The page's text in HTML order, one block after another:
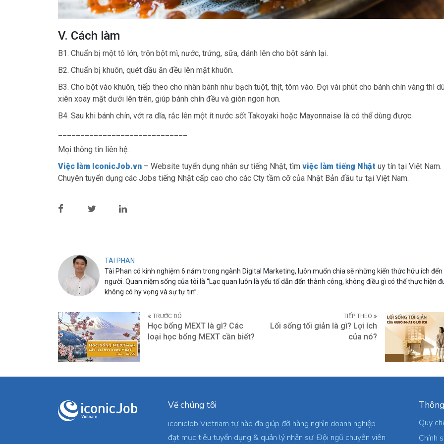
V. Cách làm
B1. Chuẩn bị một tô lớn, trộn bột mì, nước, trứng, sữa, đánh lên cho bột sánh lại.
B2. Chuẩn bị khuôn, quét dầu ăn đều lên mặt khuôn.
B3. Cho bột vào khuôn, tiếp theo cho nhân bánh như bạch tuột, thịt, tôm vào. Đợi vài phút cho bánh chín vàng thì
xiên xoay mặt dưới lên trên, giúp bánh chín đều và giòn ngon hơn.
B4. Sau khi bánh chín, vớt ra dĩa, rắc lên một ít nước sốt Takoyaki hoặc Mayonnaise là có thể dùng được.
Mọi thông tin liên hệ:
Việc làm IconicJob.vn – Website tuyển dụng nhân sự tiếng Nhật, tìm việc làm tiếng Nhật uy tín tại Việt Nam.
Chuyên tuyển dụng các Jobs tiếng Nhật cấp cao cho các Cty tầm cỡ của Nhật Bản đầu tư tại Việt Nam.
TAI PHAN
Tài Phan có kinh nghiệm 6 năm trong ngành Digital Marketing, luôn muốn chia sẽ những kiến thức hữu ích
người. Quan niệm sống của tôi là “Lạc quan luôn là yếu tố dẫn đến thành công, không điều gì có thể thực hiện
không có hy vọng và sự tự tin”.
TRƯỚC ĐÓ
Học bổng MEXT là gì? Các
loại học bổng MEXT cần biết?
TIẾP THEO
Lối sống tối giản là gì? Lợi ích
của nó?
Về chúng tôi
iconicJob Vietnam tự hào đã giúp đỡ hàng nghìn doanh nghiệp
đạt mục tiêu tuyển dụng & quản lý nhân sự. Đội ngũ chuyên viên
Quy
Chính